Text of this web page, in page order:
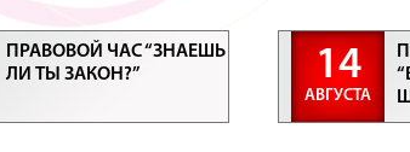
ПРАВОВОЙ ЧАС “ЗНАЕШЬ
ЛИ ТЫ ЗАКОН?”
14
АВГУСТА